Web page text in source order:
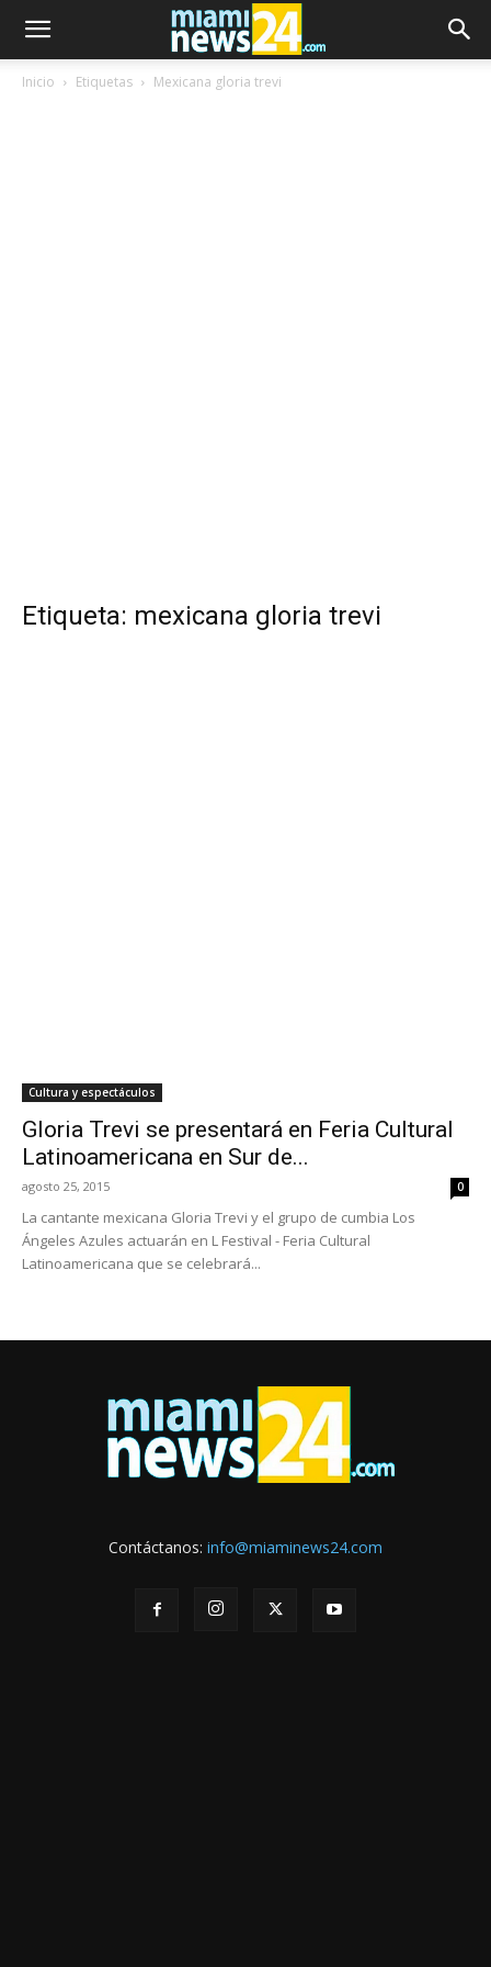
Inicio Etiquetas Mexicana gloria trevi
Etiqueta: mexicana gloria trevi
Cultura y espectáculos
Gloria Trevi se presentará en Feria Cultural
Latinoamericana en Sur de...
agosto 25, 2015 0
La cantante mexicana Gloria Trevi y el grupo de cumbia Los
Ángeles Azules actuarán en L Festival - Feria Cultural
Latinoamericana que se celebrará...
Contáctanos: info@miaminews24.com